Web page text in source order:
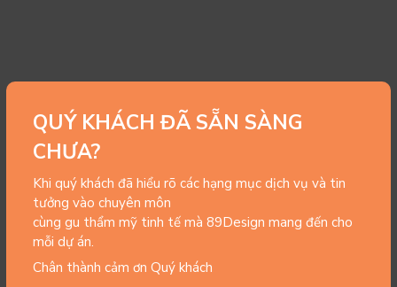
QUÝ KHÁCH ĐÃ SẴN SÀNG
CHƯA?
Khi quý khách đã hiểu rõ các hạng mục dịch vụ và tin
tưởng vào chuyên môn
cùng gu thẩm mỹ tinh tế mà 89Design mang đến cho
mỗi dự án.
Chân thành cảm ơn Quý khách